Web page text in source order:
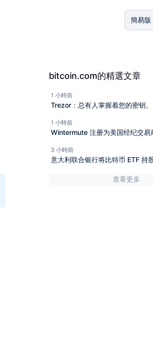
簡易版
bitcoin.com的精選文章
1 小時前
Trezor：总有人掌握着您的密钥。
1 小時前
Wintermute 注册为美国经纪交易
3 小時前
意大利联合银行将比特币 ETF 持
查看更多